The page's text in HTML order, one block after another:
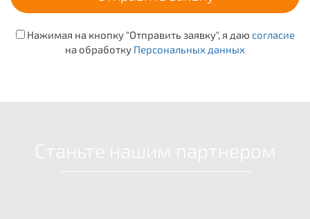
Нажимая на кнопку "Отправить заявку", я даю согласие
на обработку Персональных данных